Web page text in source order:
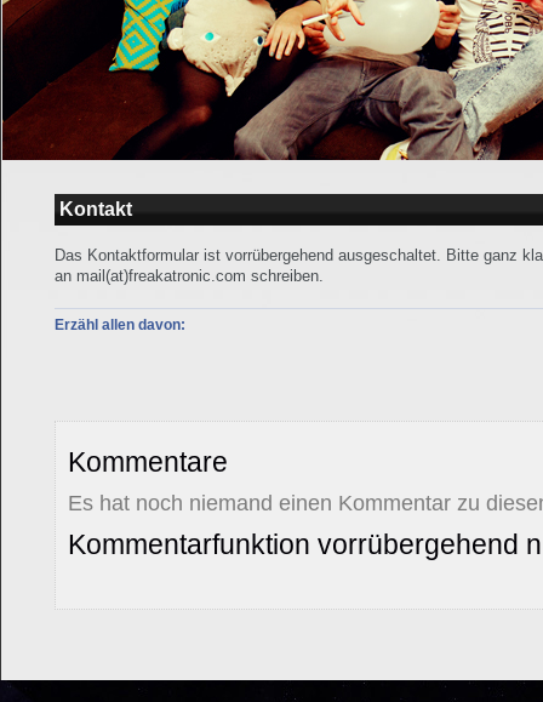
Kontakt
Das Kontaktformular ist vorrübergehend ausgeschaltet. Bitte ganz
an mail(at)freakatronic.com schreiben.
Erzähl allen davon:
Kommentare
Es hat noch niemand einen Kommentar zu
Kommentarfunktion vorrübergehend